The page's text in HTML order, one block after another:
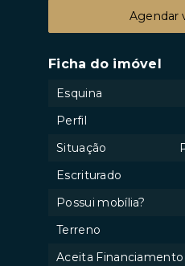
Agendar
Ficha do imóvel
Esquina
Perfil
Situação
Escriturado
Possui mobília?
Terreno
Aceita Financiamento